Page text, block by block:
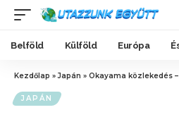
Belföld Külföld Európa
Kezdőlap »Japán » Okayama közlekedés –
JAPÁN